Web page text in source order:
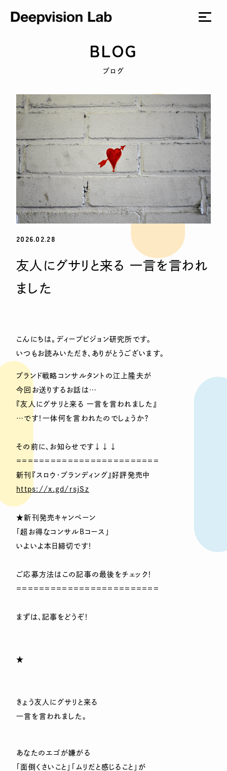
BLOG
ブログ
2026.02.28
友人にグサリと来る 一言を言われ
ました
こんにちは。ディープビジョン研究所です。
いつもお読みいただき、ありがとうございます。
ブランド戦略コンサルタントの江上隆夫が
今回お送りするお話は…
『友人にグサリと来る 一言を言われました』
…です！一体何を言われたのでしょうか？
その前に、お知らせです↓↓↓
＝＝＝＝＝＝＝＝＝＝＝＝＝＝＝＝＝＝＝＝＝＝＝＝＝
新刊『スロウ・ブランディング』好評発売中
https://x.gd/rsjSz
★新刊発売キャンペーン
「超お得なコンサルBコース」
いよいよ本日締切です！
ご応募方法はこの記事の最後をチェック！
＝＝＝＝＝＝＝＝＝＝＝＝＝＝＝＝＝＝＝＝＝＝＝＝＝
まずは、記事をどうぞ！
★
きょう友人にグサリと来る
一言を言われました。
あなたのエゴが嫌がる
「面倒くさいこと」「ムリだと感じること」が